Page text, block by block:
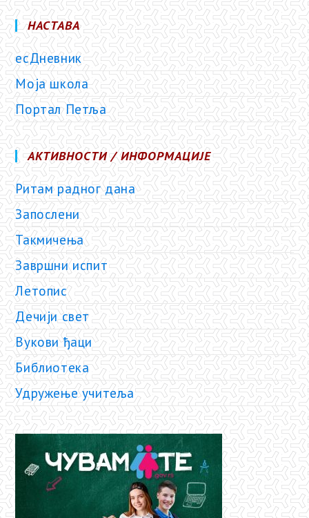
НАСТАВА
есДневник
Моја школа
Портал Петља
АКТИВНОСТИ / ИНФОРМАЦИЈЕ
Ритам радног дана
Запослени
Такмичења
Завршни испит
Летопис
Дечији свет
Вукови ђаци
Библиотека
Удружење учитеља